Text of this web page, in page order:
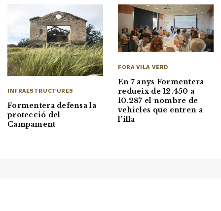
INFRAESTRUCTURES
Formentera defensa la
protecció del
Campament
FORA VILA VERD
En 7 anys Formentera
redueix de 12.450 a
10.287 el nombre de
vehicles que entren a
l’illa